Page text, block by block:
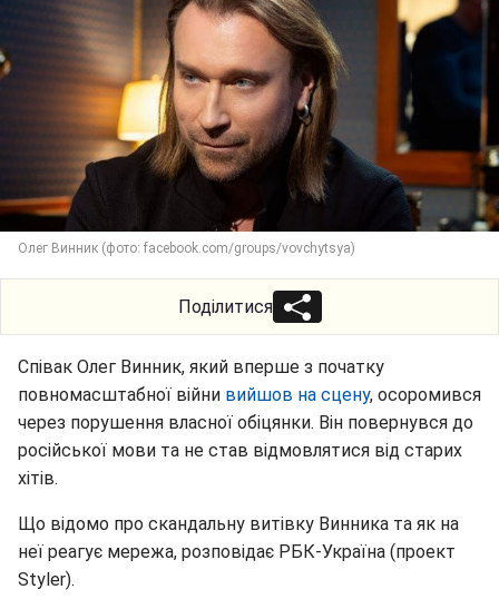
Олег Винник (фото: facebook.com/groups/vovchytsya)
Поділитися
Співак Олег Винник, який вперше з початку
повномасштабної війни вийшов на сцену, осоромився
через порушення власної обіцянки. Він повернувся до
російської мови та не став відмовлятися від старих
хітів.
Що відомо про скандальну витівку Винника та як на
неї реагує мережа, розповідає РБК-Україна (проект
Styler).